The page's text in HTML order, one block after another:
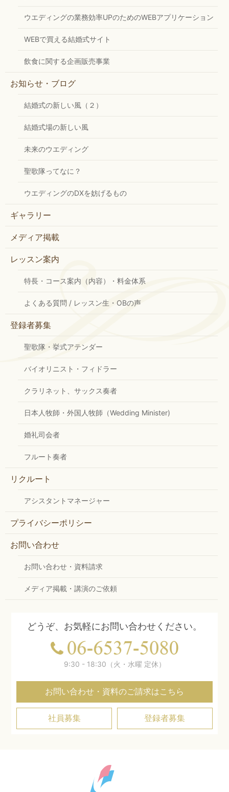
ウエディングの業務効率UPのためのWEBアプリケーション
WEBで買える結婚式サイト
飲食に関する企画販売事業
お知らせ・ブログ
結婚式の新しい風（２）
結婚式場の新しい風
未来のウエディング
聖歌隊ってなに？
ウエディングのDXを妨げるもの
ギャラリー
メディア掲載
レッスン案内
特長・コース案内（内容）・料金体系
よくある質問 / レッスン生・OBの声
登録者募集
聖歌隊・挙式アテンダー
バイオリニスト・フィドラー
クラリネット、サックス奏者
日本人牧師・外国人牧師（Wedding Minister)
婚礼司会者
フルート奏者
リクルート
アシスタントマネージャー
プライバシーポリシー
お問い合わせ
お問い合わせ・資料請求
メディア掲載・講演のご依頼
どうぞ、お気軽にお問い合わせください。
9:30 - 18:30（火・水曜 定休）
お問い合わせ・資料のご請求はこちら
社員募集 登録者募集